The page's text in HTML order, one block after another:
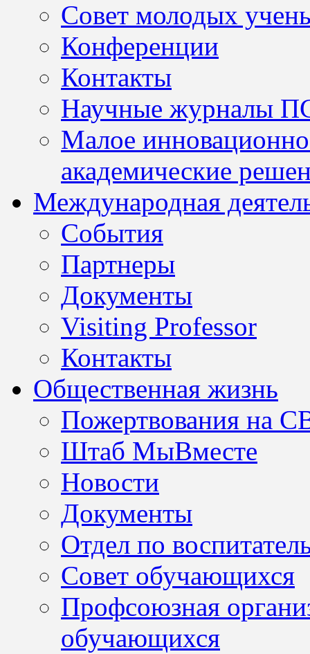
Совет молодых
Конференции
Контакты
Научные журналы
Малое
академические
Международная
События
Партнеры
Документы
Visiting Professor
Контакты
Общественная жизнь
Пожертвования на
Штаб МыВместе
Новости
Документы
Отдел по
Совет обучающихся
Профсоюзная
обучающихся